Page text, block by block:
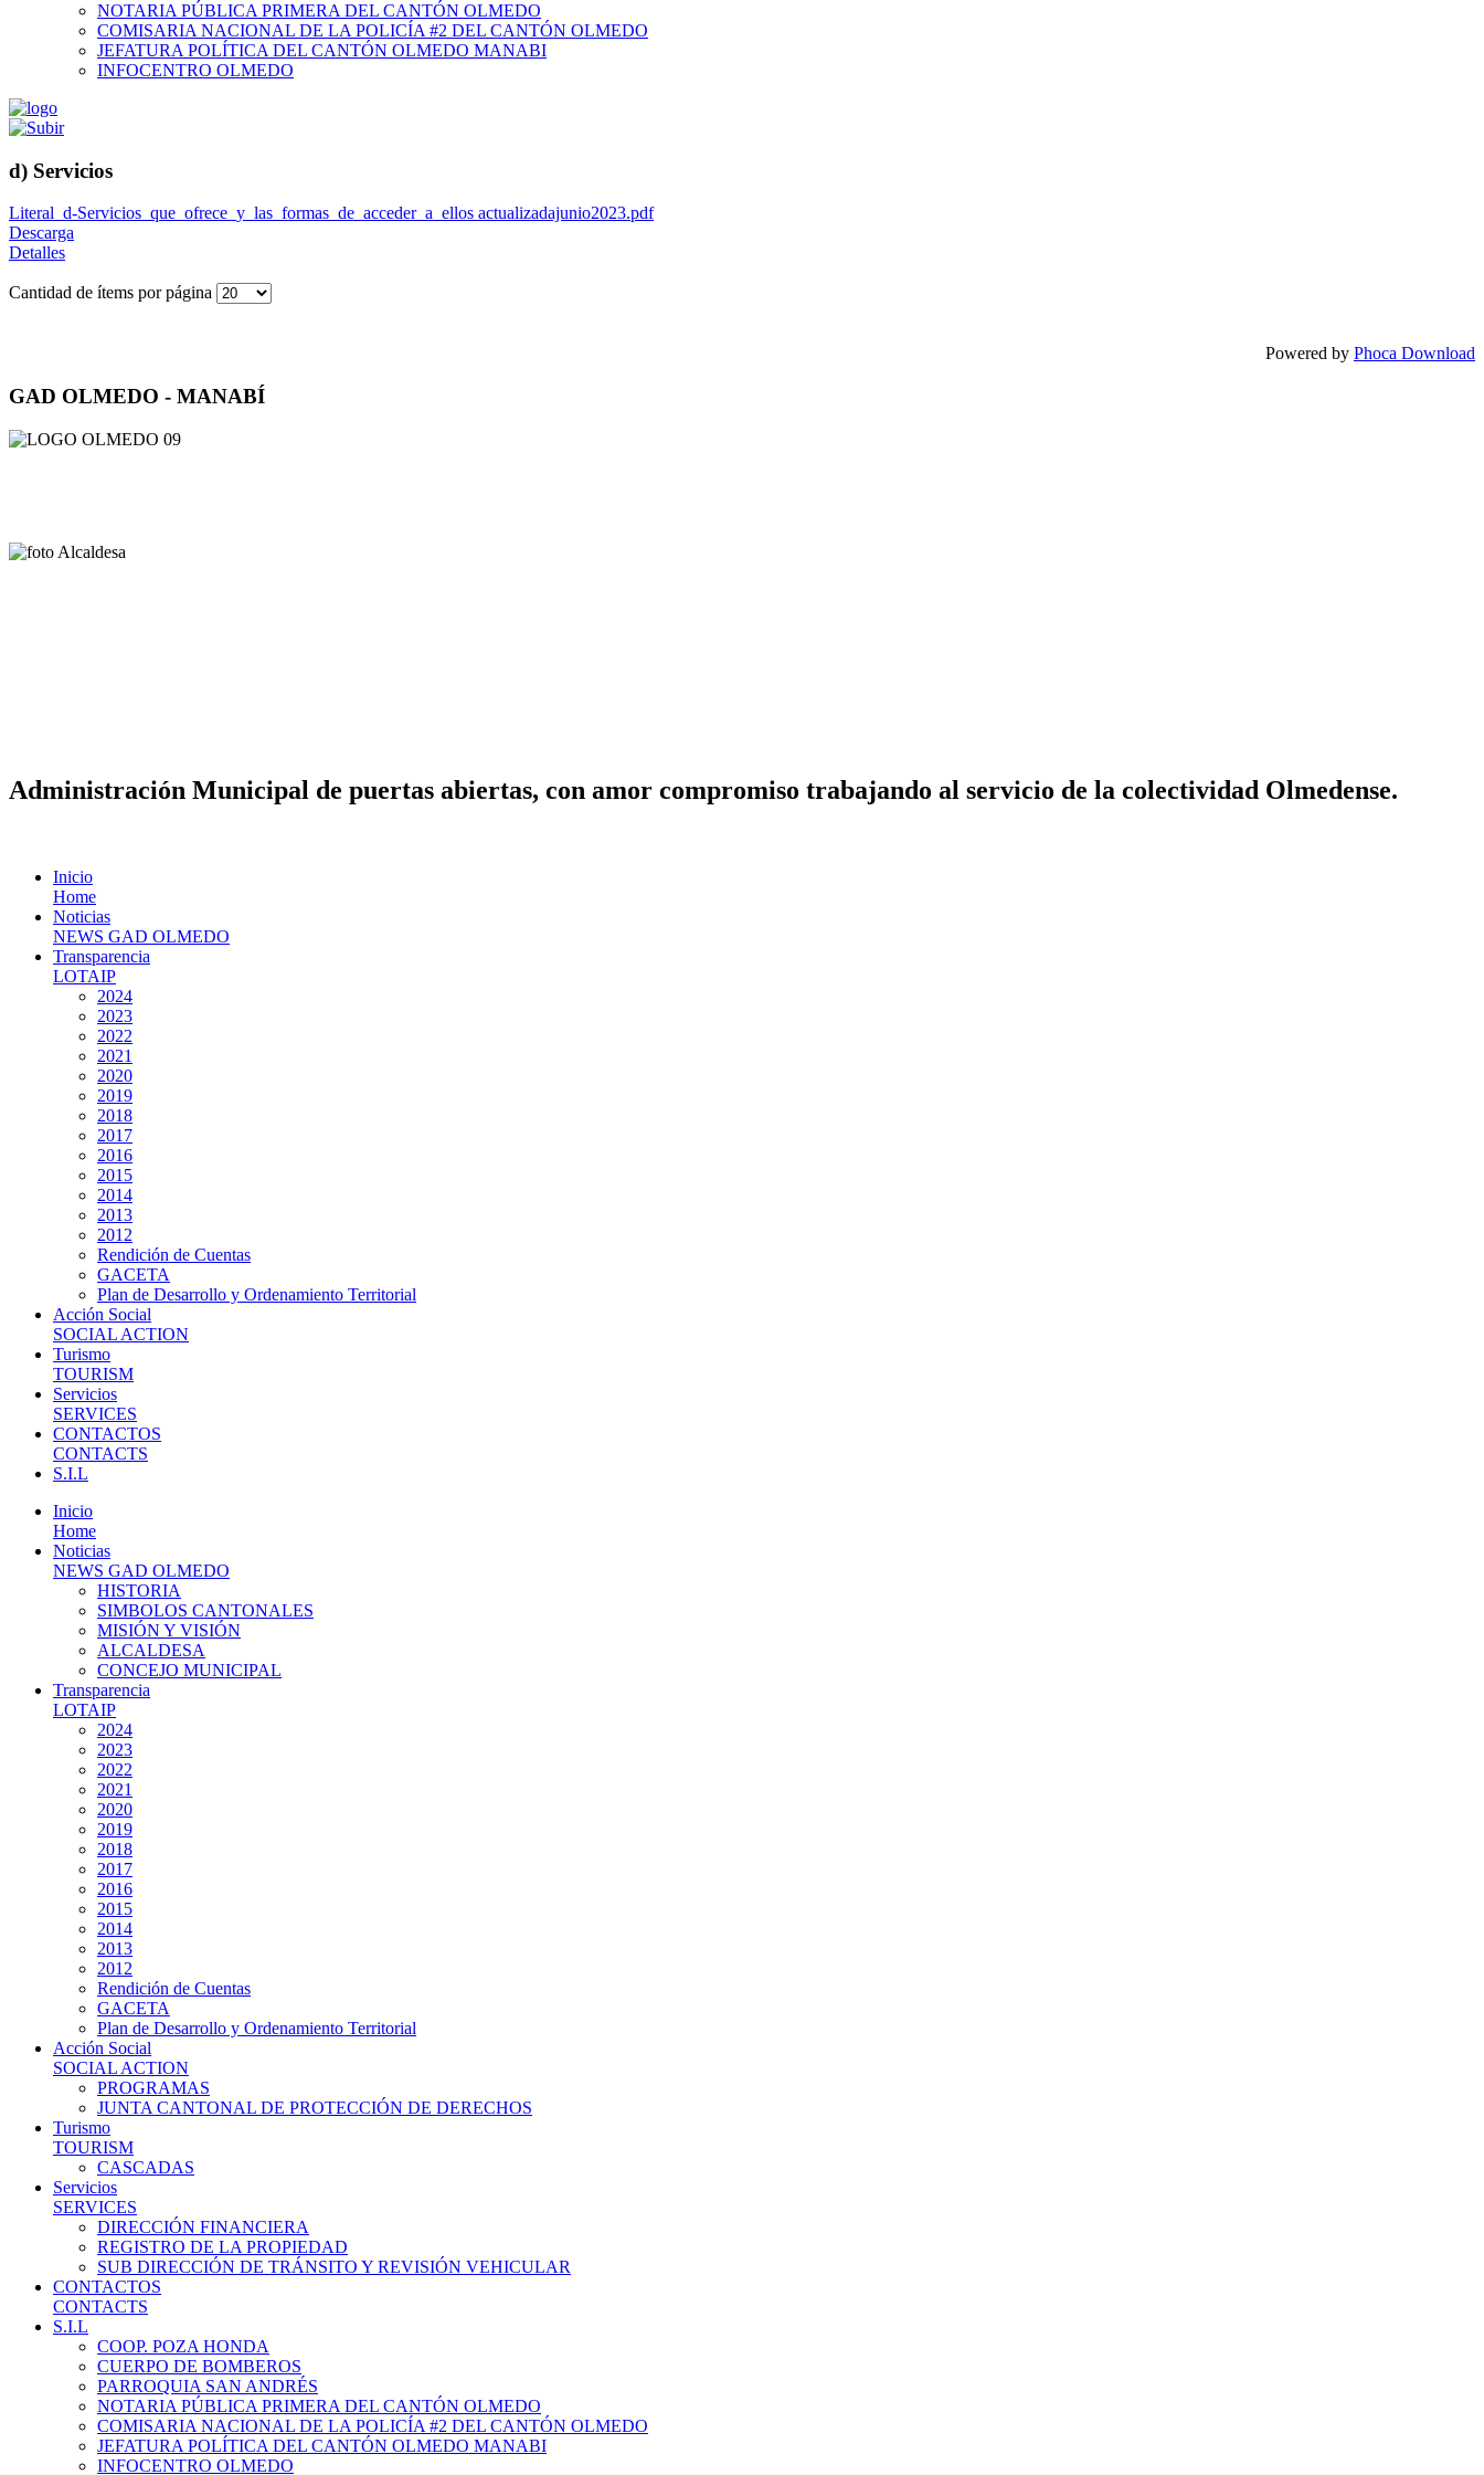
NOTARIA PÚBLICA PRIMERA DEL CANTÓN OLMEDO
COMISARIA NACIONAL DE LA POLICÍA #2 DEL CANTÓN OLMEDO
JEFATURA POLÍTICA DEL CANTÓN OLMEDO MANABI
INFOCENTRO OLMEDO
d) Servicios
Literal_d-Servicios_que_ofrece_y_las_formas_de_acceder_a_ellos actualizadajunio2023.pdf
Descarga
Detalles
Cantidad de ítems por página
Powered by Phoca Download
GAD OLMEDO - MANABÍ
Administración Municipal de puertas abiertas, con amor compromiso trabajando al servicio de la colectividad Olmedense.
Inicio
Home
Noticias
NEWS GAD OLMEDO
Transparencia
LOTAIP
2024
2023
2022
2021
2020
2019
2018
2017
2016
2015
2014
2013
2012
Rendición de Cuentas
GACETA
Plan de Desarrollo y Ordenamiento Territorial
Acción Social
SOCIAL ACTION
Turismo
TOURISM
Servicios
SERVICES
CONTACTOS
CONTACTS
S.I.L
Inicio
Home
Noticias
NEWS GAD OLMEDO
HISTORIA
SIMBOLOS CANTONALES
MISIÓN Y VISIÓN
ALCALDESA
CONCEJO MUNICIPAL
Transparencia
LOTAIP
2024
2023
2022
2021
2020
2019
2018
2017
2016
2015
2014
2013
2012
Rendición de Cuentas
GACETA
Plan de Desarrollo y Ordenamiento Territorial
Acción Social
SOCIAL ACTION
PROGRAMAS
JUNTA CANTONAL DE PROTECCIÓN DE DERECHOS
Turismo
TOURISM
CASCADAS
Servicios
SERVICES
DIRECCIÓN FINANCIERA
REGISTRO DE LA PROPIEDAD
SUB DIRECCIÓN DE TRÁNSITO Y REVISIÓN VEHICULAR
CONTACTOS
CONTACTS
S.I.L
COOP. POZA HONDA
CUERPO DE BOMBEROS
PARROQUIA SAN ANDRÉS
NOTARIA PÚBLICA PRIMERA DEL CANTÓN OLMEDO
COMISARIA NACIONAL DE LA POLICÍA #2 DEL CANTÓN OLMEDO
JEFATURA POLÍTICA DEL CANTÓN OLMEDO MANABI
INFOCENTRO OLMEDO